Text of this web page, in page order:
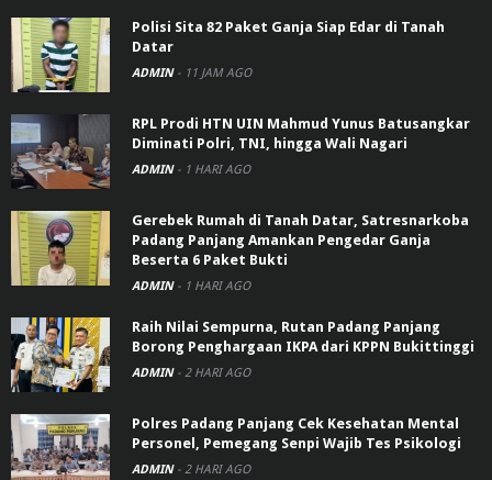
Polisi Sita 82 Paket Ganja Siap Edar di Tanah
Datar
ADMIN - 11 JAM AGO
RPL Prodi HTN UIN Mahmud Yunus Batusangkar
Diminati Polri, TNI, hingga Wali Nagari
ADMIN - 1 HARI AGO
Gerebek Rumah di Tanah Datar, Satresnarkoba
Padang Panjang Amankan Pengedar Ganja
Beserta 6 Paket Bukti
ADMIN - 1 HARI AGO
Raih Nilai Sempurna, Rutan Padang Panjang
Borong Penghargaan IKPA dari KPPN Bukittinggi
ADMIN - 2 HARI AGO
Polres Padang Panjang Cek Kesehatan Mental
Personel, Pemegang Senpi Wajib Tes Psikologi
ADMIN - 2 HARI AGO